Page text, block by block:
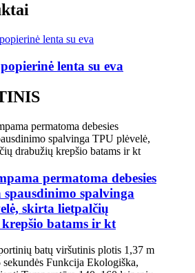
lenta su eva
permatoma debesies
spausdinimo spalvinga
skirta lietpalčių
batams ir kt
batų viršutinis plotis 1,37 m
Funkcija Ekologiška,